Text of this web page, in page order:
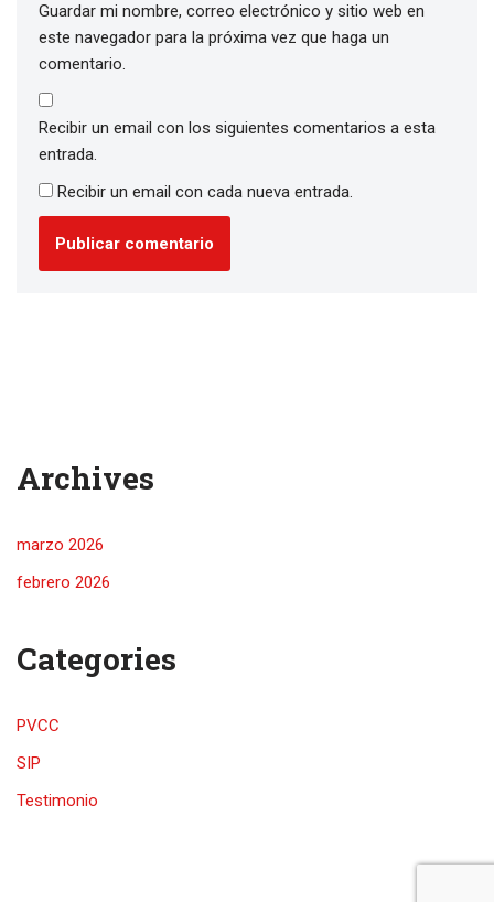
Guardar mi nombre, correo electrónico y sitio web en
este navegador para la próxima vez que haga un
comentario.
Recibir un email con los siguientes comentarios a esta
entrada.
Recibir un email con cada nueva entrada.
Archives
marzo 2026
febrero 2026
Categories
PVCC
SIP
Testimonio